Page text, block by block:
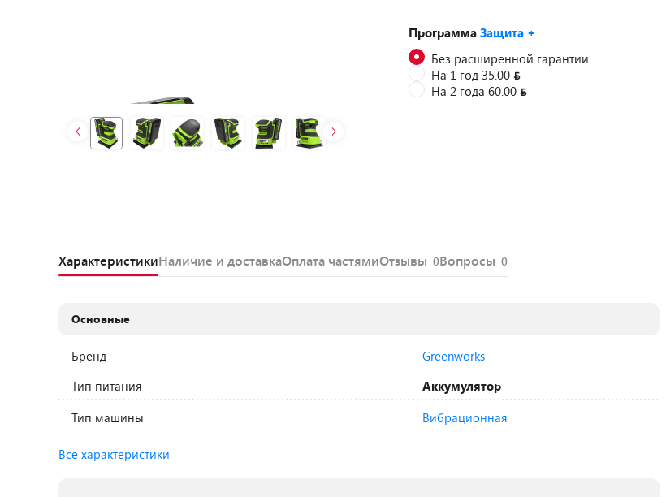
Программа Защита +
Без расширенной гарантии
На 1 год 35.00
На 2 года 60.00
ХарактеристикиНаличие и доставкаОплата частямиОтзывы 0Вопросы 0
Основные
Бренд
Greenworks
Тип питания
Аккумулятор
Тип машины
Вибрационная
Все характеристики